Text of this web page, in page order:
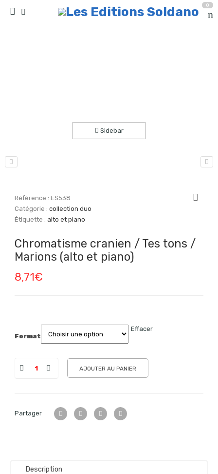
0
Sidebar
Référence :ES538
Catégorie :collection duo
Étiquette : alto et piano
Chromatisme cranien / Tes tons /
Marions (alto et piano)
8,71€
Format
Effacer
AJOUTER AU PANIER
Partager
Description